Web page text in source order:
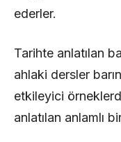
ederler.
Tarihte anlatılan
ahlaki dersler
etkileyici
anlatılan anlamlı bir